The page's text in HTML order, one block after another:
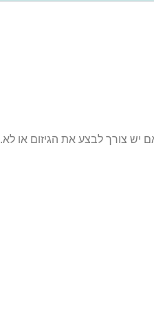
יש צורך לבצע את הגיזום או לא.